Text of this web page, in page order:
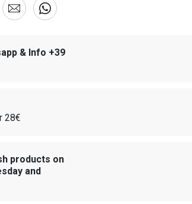
& Info +39
28€
products on
and